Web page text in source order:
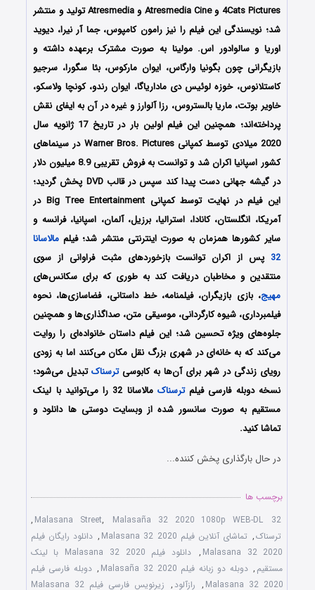
4Cats Pictures و Atresmedia Cine و Atresmedia تولید و منتشر
شد؛ نویسندگی این فیلم را نیز رامون کامپوس، جما آر نیرا، دیوید
اوریا و سالوادور اس. مولینا به صورت مشترک برعهده داشته و
بازیگرانی چون بگونیا وارگاس، ایوان مارکوس، بئا سگورا، سرجیو
کاستلانوس، خوزه لوئیس دی ماداریاگا، ایوان رندو، کونچا ولاسکو،
خاویر بوتت، ماریا بالستروس، رزا آلوارز و غیره در آن به ایفای نقش
پرداخته‌اند؛ همچنین این فیلم اولین بار در تاریخ 17 ژانویه سال
2020 میلادی توسط کمپانی Warner Bros. Pictures در سینماهای
کشور اسپانیا اکران شد و توانست به فروش تقریبی 8.9 میلیون دلار
در گیشه جهانی دست پیدا کند سپس در قالب DVD پخش گردید؛
این فیلم در نهایت توسط کمپانی Big Tree Entertainment در
آمریکا، انگلستان، کانادا، استرالیا، برزیل، آلمان، اسپانیا، فرانسه و
سایر کشورها همزمان به صورت اینترنتی منتشر شد؛ فیلم مالاسانا
32 پس از اکران توانست بازخوردهای مثبت فراوانی از سوی
منتقدین و مخاطبان دریافت کند به طوری که برای سکانس‌های
مهیج، بازی بازیگران، فیلمنامه، خط داستانی، فضاسازی‌ها، نحوه
فیلمبرداری، شیوه کارگردانی، موسیقی متن، صداگذاری‌ها و همچنین
جلوه‌های ویژه تحسین شد؛ این فیلم داستان خانواده‌ای را روایت
می‌کند که به خانه‌ای در شهری بزرگ نقل مکان می‌کنند اما به زودی
رویای زندگی در شهر برای آن‌ها به کابوسیترسناکتبدیل می‌شود؛
نسخه دوبله فارسی فیلمترسناک
مالاسانا 32 را می‌توانید با لینک
مستقیم به صورت سانسور شده از وبسایت دوستی ها دانلود و
تماشا کنید.
در حال بارگذاری پخش کننده...
برچسب ها
32 Malasana Street
, Malasaña 32 2020 1080p WEB-DL
,
ترسناک, تماشای آنلاین فیلم Malasana 32 2020 , دانلود رایگان فیلم
Malasana 32 2020
,
دانلود فیلم Malasana 32 2020 با لینک
مستقیم , دوبله دو زبانه فیلم Malasaña 32 2020 , دوبله فارسی فیلم
Malasana 32 2020
, رازآلود , زیرنویس فارسی فیلم Malasana 32